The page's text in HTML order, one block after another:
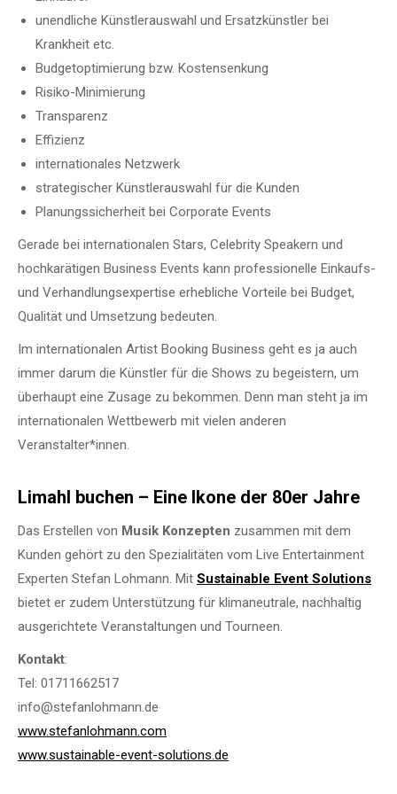
unendliche Künstlerauswahl und Ersatzkünstler bei
Krankheit etc.
Budgetoptimierung bzw. Kostensenkung
Risiko-Minimierung
Transparenz
Effizienz
internationales Netzwerk
strategischer Künstlerauswahl für die Kunden
Planungssicherheit bei Corporate Events
Gerade bei internationalen Stars, Celebrity Speakern und
hochkarätigen Business Events kann professionelle Einkaufs-
und Verhandlungsexpertise erhebliche Vorteile bei Budget,
Qualität und Umsetzung bedeuten.
Im internationalen Artist Booking Business geht es ja auch
immer darum die Künstler für die Shows zu begeistern, um
überhaupt eine Zusage zu bekommen. Denn man steht ja im
internationalen Wettbewerb mit vielen anderen
Veranstalter*innen.
Limahl buchen – Eine Ikone der 80er Jahre
Das Erstellen von Musik Konzepten zusammen mit dem
Kunden gehört zu den Spezialitäten vom Live Entertainment
Experten Stefan Lohmann. Mit Sustainable Event Solutions
bietet er zudem Unterstützung für klimaneutrale, nachhaltig
ausgerichtete Veranstaltungen und Tourneen.
Kontakt:
Tel: 01711662517
info@stefanlohmann.de
www.stefanlohmann.com
www.sustainable-event-solutions.de